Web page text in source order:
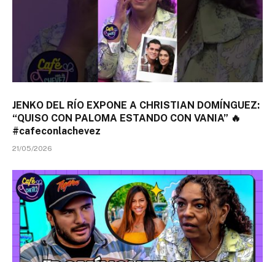
JENKO DEL RÍO EXPONE A CHRISTIAN DOMÍNGUEZ:
“QUISO CON PALOMA ESTANDO CON VANIA” 🔥
#cafeconlachevez
21/05/2026